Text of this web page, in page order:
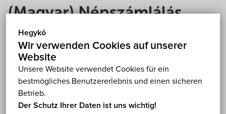
Hegykő
Wir verwenden Cookies auf unserer
Website
Unsere Website verwendet Cookies für ein
bestmögliches Benutzererlebnis und einen sicheren
Betrieb.
Der Schutz Ihrer Daten ist uns wichtig!
(Magyar) Népszámlálás
2022. Juli 15.
Leider ist der Eintrag nur aufMagyarverfügbar.